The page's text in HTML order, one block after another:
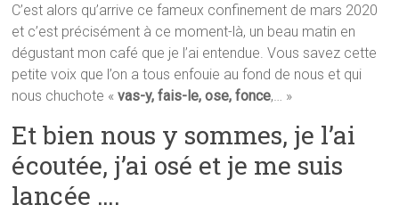
C’est alors qu’arrive ce fameux confinement de mars 2020
et c’est précisément à ce moment-là, un beau matin en
dégustant mon café que je l’ai entendue. Vous savez cette
petite voix que l’on a tous enfouie au fond de nous et qui
nous chuchote «vas-y, fais-le, ose, fonce,… »
Et bien nous y sommes, je l’ai
écoutée, j’ai osé et je me suis
lancée ….